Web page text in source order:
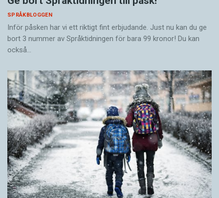
SPRÅKBLOGGEN
Inför påsken har vi ett riktigt fint erbjudande. Just nu kan du ge
bort 3 nummer av Språktidningen för bara 99 kronor! Du kan
också…